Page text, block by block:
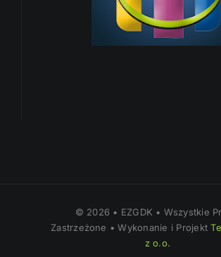
© 2026 • EZGDK • Wszystkie
Zastrzeżone • Wykonanie i Projekt
z o.o.